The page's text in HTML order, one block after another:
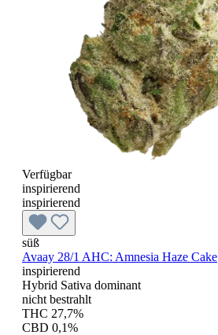
Verfügbar
inspirierend
inspirierend
süß
Avaay 28/1 AHC: Amnesia Haze Cake
inspirierend
Hybrid Sativa dominant
nicht bestrahlt
THC 27,7%
CBD 0,1%